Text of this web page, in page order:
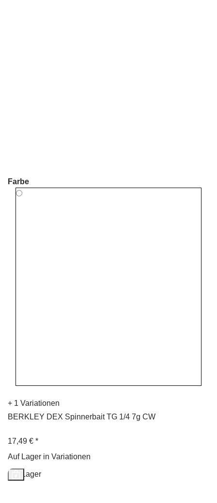
Farbe
+ 1 Variationen
BERKLEY DEX Spinnerbait TG 1/4 7g CW
17,49 € *
Auf Lager in Variationen
Auf Lager